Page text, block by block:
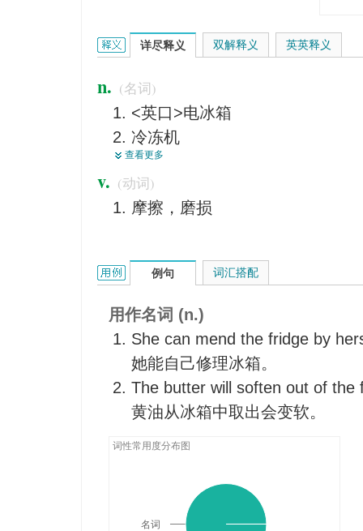
fridge的英文翻译是什么意思，词典释义与在线翻译
详尽释义
n. (名词)
<英口>电冰箱
冷冻机
冷藏箱
冷藏室，冷藏库
查看更多
v. (动词)
摩擦，磨损
双解释义 英英释义
fridge的用法和样例：
例句
用作名词 (n.)
She can mend the fridge by
她能自己修理冰箱。
The butter will soften out of the
黄油从冰箱中取出会变软。
词性常用度分布图
名词
词汇搭配